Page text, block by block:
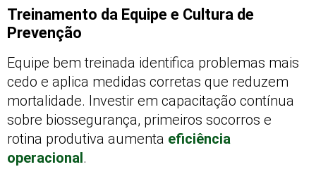
Treinamento da Equipe e Cultura de
Prevenção
Equipe bem treinada identifica problemas mais
cedo e aplica medidas corretas que reduzem
mortalidade. Investir em capacitação contínua
sobre biossegurança, primeiros socorros e
rotina produtiva aumenta eficiência
operacional.